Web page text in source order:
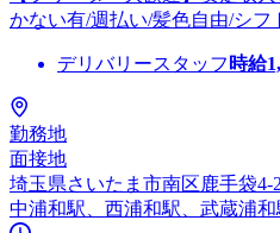
かない有/週払い/髪色自由/シフ
デリバリースタッフ 時給
勤務地
面接地
埼玉県さいたま市南区鹿手袋4-
中浦和駅、西浦和駅、武蔵浦